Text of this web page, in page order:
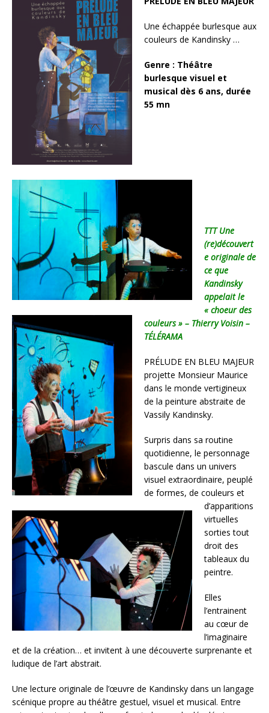
Une échappée burlesque aux
couleurs de Kandinsky …
Genre : Théâtre
burlesque visuel et
musical dès 6 ans, durée
55 mn
TTT Une
(re)découvert
e originale de
ce que
Kandinsky
appelait le
« choeur des
couleurs » – Thierry Voisin –
TÉLÉRAMA
PRÉLUDE EN BLEU MAJEUR
projette Monsieur Maurice
dans le monde vertigineux
de la peinture abstraite de
Vassily Kandinsky.
Surpris dans sa routine
quotidienne, le personnage
bascule dans un univers
visuel extraordinaire, peuplé
de formes, de couleurs et
d’apparitions
virtuelles
sorties tout
droit des
tableaux du
peintre.
Elles
l’entrainent
au cœur de
l’imaginaire
et de la création… et invitent à une découverte surprenante et
ludique de l’art abstrait.
Une lecture originale de l’œuvre de Kandinsky dans un langage
scénique propre au théâtre gestuel, visuel et musical. Entre